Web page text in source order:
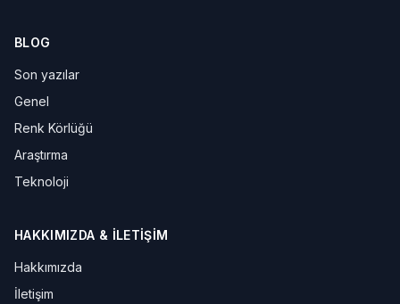
BLOG
Son yazılar
Genel
Renk Körlüğü
Araştırma
Teknoloji
HAKKIMIZDA & İLETIŞIM
Hakkımızda
İletişim